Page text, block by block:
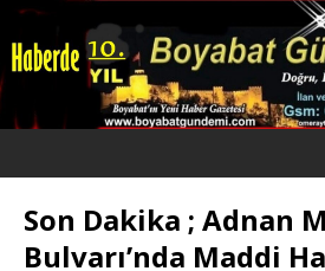
Son Dakika ; Adnan
Bulvarı’nda Maddi